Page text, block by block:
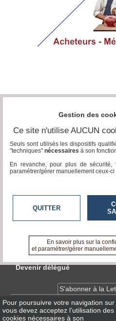
tvlocale.fr
En savoir +
A propos de tvlocale.fr
Devenir délégué
S'abonner à la
InfosCNIL/RGPD
Pour poursuivre votre navigation sur
vous devez acceptez l’utilisation des
cookies nécessaires à son
Gestion des
Ce site n'utilise AUCUN
Seuls sont utilisés les dispositifs
"techniques" nécessaires à son
En revanche, pour plus de sécurité,
paramétrer/gérer manuellement ceux-
QUITTER
En savoir plus sur la
et paramétrer/gérer